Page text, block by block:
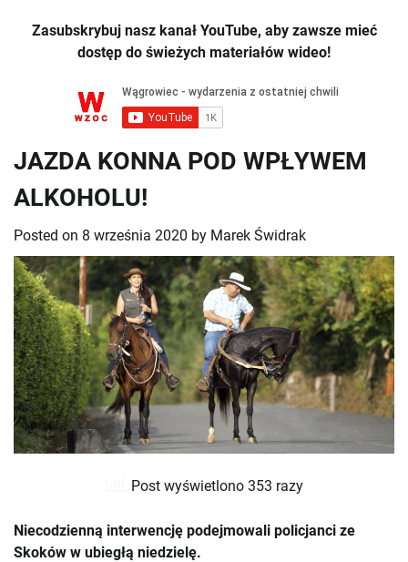
Zasubskrybuj nasz kanał YouTube, aby zawsze mieć
dostęp do świeżych materiałów wideo!
JAZDA KONNA POD WPŁYWEM
ALKOHOLU!
Posted on 8 września 2020 by Marek Świdrak
Post wyświetlono 353 razy
Niecodzienną interwencję podejmowali policjanci ze
Skoków w ubiegłą niedzielę.